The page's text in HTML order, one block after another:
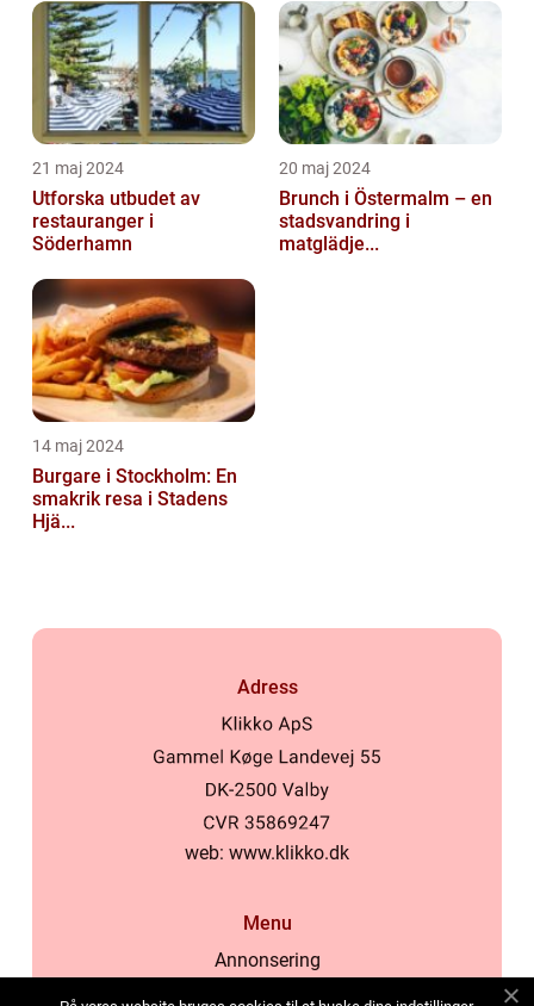
21 maj 2024
Utforska utbudet av
restauranger i
Söderhamn
20 maj 2024
Brunch i Östermalm – en
stadsvandring i
matglädje...
14 maj 2024
Burgare i Stockholm: En
smakrik resa i Stadens
Hjä...
Adress
web: www.klikko.dk
Menu
Annonsering